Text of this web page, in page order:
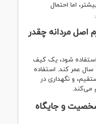
اما احتمال
اصل مردانه چقدر
شود، یک کیف
چرم طبیعی مردانه می‌تواند بیش از ۱۰ سال عمر کند. استفاده
و نگهداری در
می‌کند.
و جایگاه